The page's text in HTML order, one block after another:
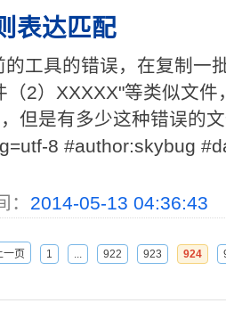
表达匹配
工具的错误，在复制一
2）XXXXX"等类似文
但是有多少这种错误的
8 #author:skybug
2014-05-13 04:36:43
一页 1 ... 922 923 924